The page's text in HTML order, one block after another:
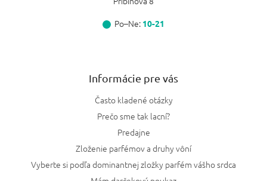
Po–Ne: 10-21
Informácie pre vás
Často kladené otázky
Prečo sme tak lacní?
Predajne
Zloženie parfémov a druhy vôní
Vyberte si podľa dominantnej zložky parfém vášho srdca